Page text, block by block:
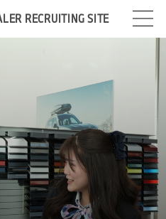
RECRUITING SITE